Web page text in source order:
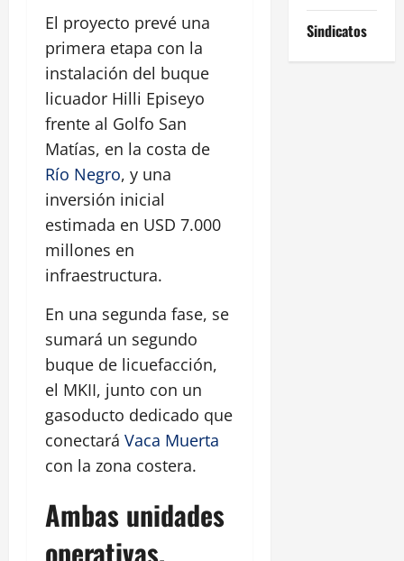
El proyecto prevé una
primera etapa con la
instalación del buque
licuador Hilli Episeyo
frente al Golfo San
Matías, en la costa de
Río Negro, y una
inversión inicial
estimada en USD 7.000
millones en
infraestructura.
En una segunda fase, se
sumará un segundo
buque de licuefacción,
el MKII, junto con un
gasoducto dedicado que
conectará Vaca Muerta
con la zona costera.
Ambas unidades
operativas,
Sindicatos